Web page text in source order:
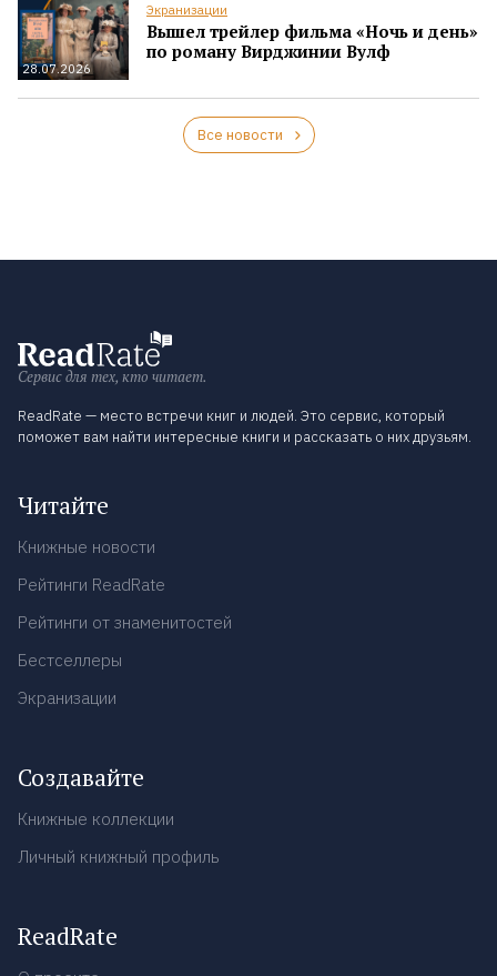
28.07.2026
Экранизации
Вышел трейлер фильма «Ночь и день»
по роману Вирджинии Вулф
Все новости
Сервис для тех, кто читает.
ReadRate — место встречи книг и людей. Это сервис, который
поможет вам найти интересные книги и рассказать о них друзьям.
Читайте
Книжные новости
Рейтинги ReadRate
Рейтинги от знаменитостей
Бестселлеры
Экранизации
Создавайте
Книжные коллекции
Личный книжный профиль
ReadRate